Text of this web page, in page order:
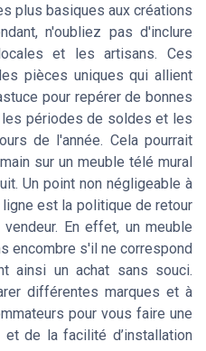
plus basiques aux créations
n'oubliez pas d'inclure
et les artisans. Ces
pièces uniques qui allient
pour repérer de bonnes
périodes de soldes et les
de l'année. Cela pourrait
sur un meuble télé mural
Un point non négligeable à
est la politique de retour
En effet, un meuble
encombre s'il ne correspond
ainsi un achat sans souci.
différentes marques et à
pour vous faire une
de la facilité d’installation